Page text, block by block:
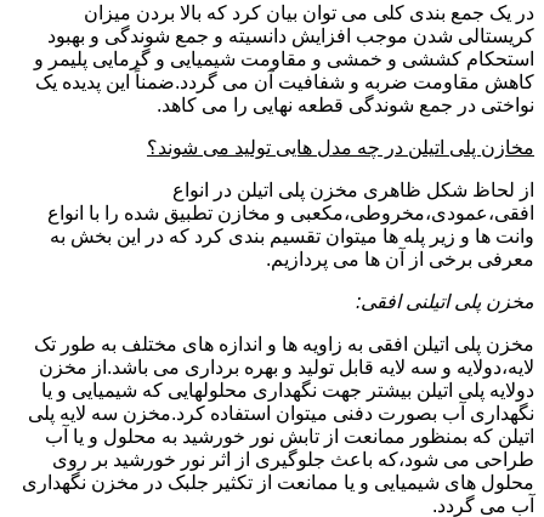
در یک جمع بندی کلی می توان بیان کرد که بالا بردن میزان
کریستالی شدن موجب افزایش دانسیته و جمع شوندگی و بهبود
استحکام کششی و خمشی و مقاومت شیمیایی و گرمایی پلیمر و
کاهش مقاومت ضربه و شفافیت آن می گردد.ضمناً این پدیده یک
نواختی در جمع شوندگی قطعه نهایی را می کاهد.
مخازن پلی اتیلن در چه مدل هایی تولید می شوند؟
از لحاظ شکل ظاهری مخزن پلی اتیلن در انواع
افقی،عمودی،مخروطی،مکعبی و مخازن تطبیق شده را با انواع
وانت ها و زیر پله ها میتوان تقسیم بندی کرد که در این بخش به
معرفی برخی از آن ها می پردازیم.
مخزن پلی اتیلنی افقی:
مخزن پلی اتیلن افقی به زاویه ها و اندازه های مختلف به طور تک
لایه،دولایه و سه لایه قابل تولید و بهره برداری می باشد.از مخزن
دولایه پلی اتیلن بیشتر جهت نگهداری محلولهایی که شیمیایی و یا
نگهداری آب بصورت دفنی میتوان استفاده کرد.مخزن سه لایه پلی
اتیلن که بمنظور ممانعت از تابش نور خورشید به محلول و یا آب
طراحی می شود،که باعث جلوگیری از اثر نور خورشید بر روی
محلول های شیمیایی و یا ممانعت از تکثیر جلبک در مخزن نگهداری
آب می گردد.